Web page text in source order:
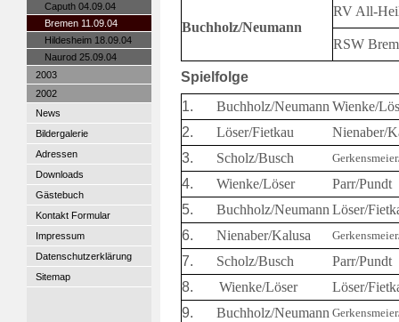
Caputh 04.09.04
Bremen 11.09.04
Hildesheim 18.09.04
Naurod 25.09.04
2003
2002
News
Bildergalerie
Adressen
Downloads
Gästebuch
Kontakt Formular
Impressum
Datenschutzerklärung
Sitemap
Buchholz/Neumann
RV All-
RSW
Spielfolge
1.
Buchholz/Neumann Wienke/
2.
Löser/Fietkau
Nienaber/
3.
Scholz/Busch
4. Wienke/Löser
Parr/Pundt
5.
Buchholz/Neumann Löser/
6.
Nienaber/Kalusa
7. Scholz/Busch
Parr/Pundt
8.
Wienke/Löser
Löser/
9.
Buchholz/Neumann